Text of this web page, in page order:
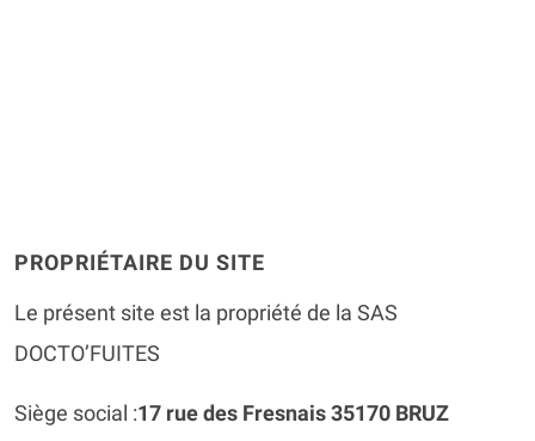
PROPRIÉTAIRE DU SITE
Le présent site est la propriété de la SAS
DOCTO’FUITES
Siège social :17 rue des Fresnais 35170 BRUZ